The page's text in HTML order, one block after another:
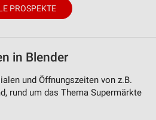
PROSPEKTE
in Blender
und Öffnungszeiten von z.B.
rund um das Thema Supermärkte